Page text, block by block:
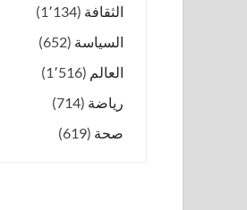
الثقافة (1٬134)
السياسة (652)
العالم (1٬516)
رياضة (714)
صحة (619)